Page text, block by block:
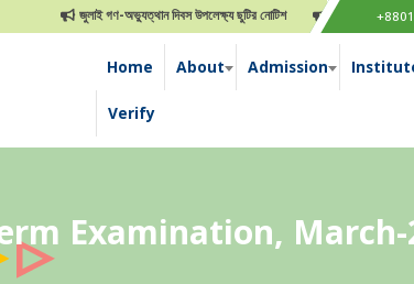
জুলাই গণ-অভ্যুত্থান দিবস উপলেক্ষ্য ছুটির নোটিশ ০৫ আগষ্ট জুলাই
Home About Admission
Verify
Examination, March-